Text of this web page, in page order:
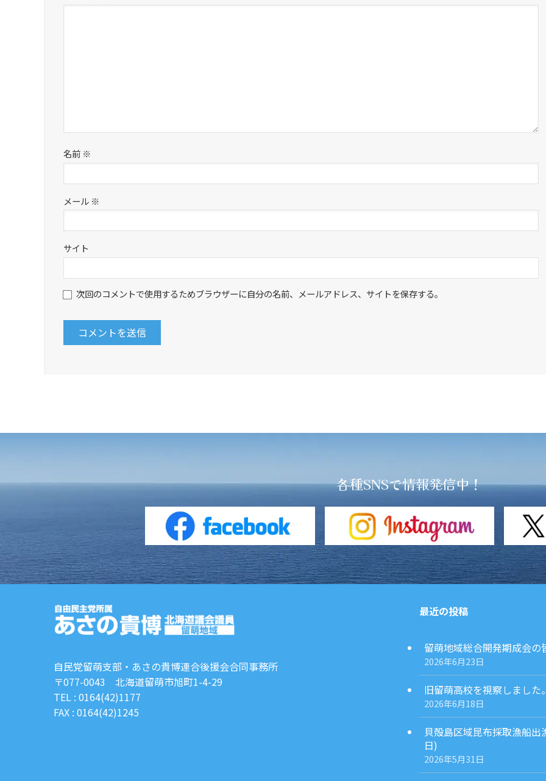
名前 ※
メール ※
サイト
次回のコメントで使用するためブラウザーに自分の名前、メールアドレス、サイトを保存する。
各種SNSで情報発信中！
自民党留萌支部・あさの貴博連合後援会合同事務所
〒077-0043 北海道留萌市旭町1-4-29
TEL : 0164(42)1177
FAX : 0164(42)1245
最近の投稿
留萌地域総合開発期成会
2026年6月23日
旧留萌高校を視察しまし
2026年6月18日
貝殻島区域昆布採取漁船
日)
2026年5月31日